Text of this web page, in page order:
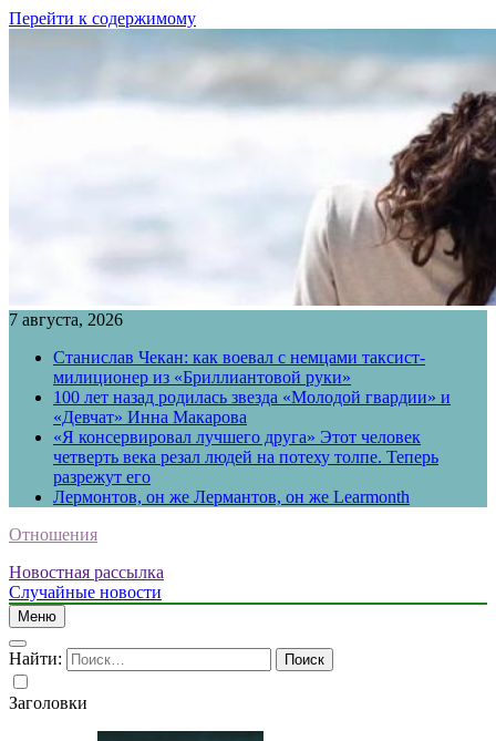
Перейти к содержимому
7 августа, 2026
Станислав Чекан: как воевал с немцами таксист-
милиционер из «Бриллиантовой руки»
100 лет назад родилась звезда «Молодой гвардии» и
«Девчат» Инна Макарова
«Я консервировал лучшего друга» Этот человек
четверть века резал людей на потеху толпе. Теперь
разрежут его
Лермонтов, он же Лермантов, он же Learmonth
Отношения
Новостная рассылка
Случайные новости
Меню
Найти:
Заголовки